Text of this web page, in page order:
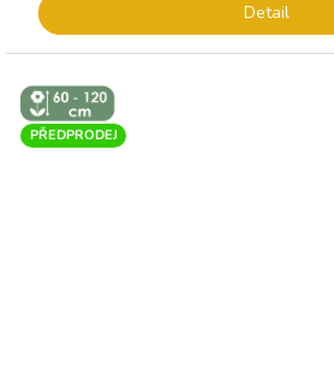
Detail
↕️ VÝŠKA 60
- 120 CM
PŘEDPRODEJ